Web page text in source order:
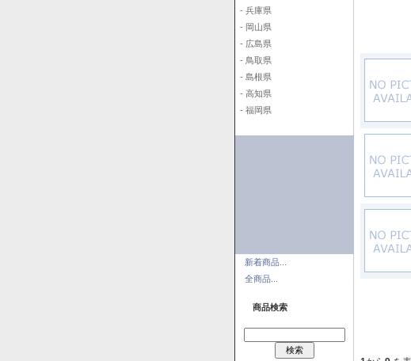
- 兵庫県
- 岡山県
- 広島県
- 鳥取県
- 島根県
- 高知県
- 福岡県
新着商品...
全商品...
商品検索